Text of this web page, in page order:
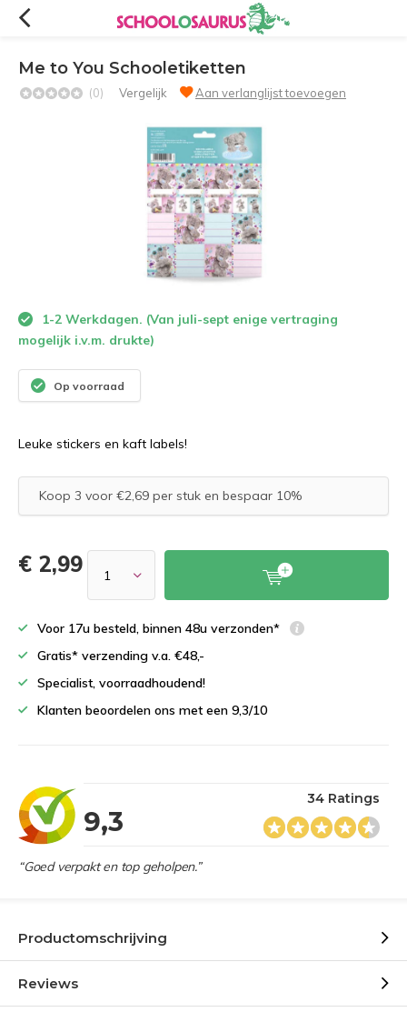
Me to You Schooletiketten
(0) Vergelijk Aan verlanglijst toevoegen
1-2 Werkdagen. (Van juli-sept enige vertraging
mogelijk i.v.m. drukte)
Op voorraad
Leuke stickers en kaft labels!
Koop 3 voor €2,69 per stuk en bespaar 10%
€ 2,99
Voor 17u besteld, binnen 48u verzonden*
Gratis* verzending v.a. €48,-
Specialist, voorraadhoudend!
Klanten beoordelen ons met een 9,3/10
9,3
34 Ratings
“Goed verpakt en top geholpen.”
Productomschrijving
Reviews